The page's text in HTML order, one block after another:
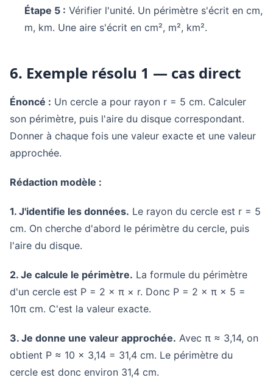
Étape 5 : Vérifier l'unité. Un périmètre s'écrit en cm,
m, km. Une aire s'écrit en cm², m², km².
6. Exemple résolu 1 — cas direct
Énoncé : Un cercle a pour rayon r = 5 cm. Calculer
son périmètre, puis l'aire du disque correspondant.
Donner à chaque fois une valeur exacte et une valeur
approchée.
Rédaction modèle :
1. J'identifie les données. Le rayon du cercle est r = 5
cm. On cherche d'abord le périmètre du cercle, puis
l'aire du disque.
2. Je calcule le périmètre. La formule du périmètre
d'un cercle est P = 2 × π × r. Donc P = 2 × π × 5 =
10π cm. C'est la valeur exacte.
3. Je donne une valeur approchée. Avec π ≈ 3,14, on
obtient P ≈ 10 × 3,14 = 31,4 cm. Le périmètre du
cercle est donc environ 31,4 cm.